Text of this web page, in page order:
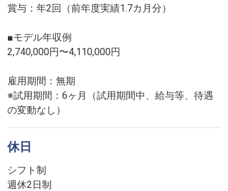
賞与：年2回（前年度実績1.7カ月分）
■モデル年収例
2,740,000円〜4,110,000円
雇用期間：無期
※試用期間：6ヶ月（試用期間中、給与等、待遇
の変動なし）
休日
シフト制
週休2日制